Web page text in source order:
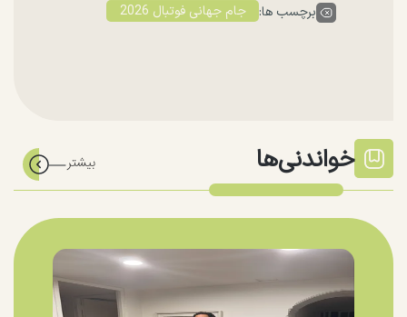
برچسب ها: جام جهانی فوتبال 2026
خواندنی‌ها